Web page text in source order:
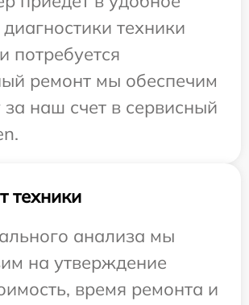
техники
потребуется
ремонт мы обеспечим
за наш счет в сервисный
техники
анализа мы
на утверждение
время ремонта и